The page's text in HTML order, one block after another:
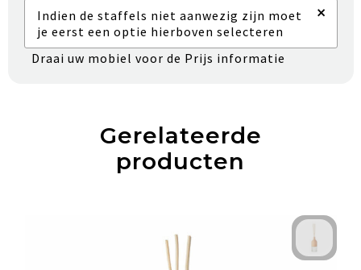
Indien de staffels niet aanwezig zijn moet
je eerst een optie hierboven selecteren
×
Draai uw mobiel voor de Prijs informatie
Gerelateerde
producten